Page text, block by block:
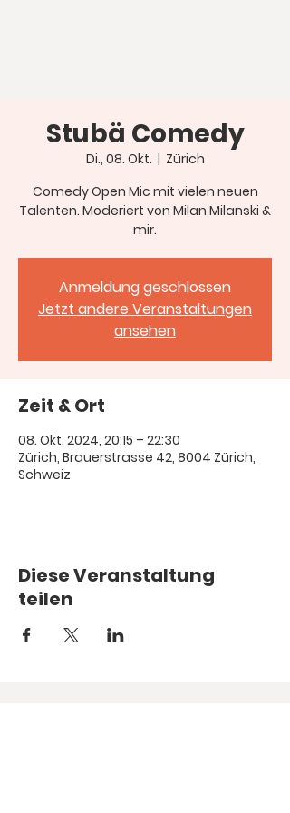
Stubä Comedy
Di., 08. Okt.
  |
Zürich
Comedy Open Mic mit vielen neuen
Talenten. Moderiert von Milan Milanski &
mir.
Anmeldung geschlossen
Jetzt andere Veranstaltungen
ansehen
Zeit & Ort
08. Okt. 2024, 20:15 – 22:30
Zürich, Brauerstrasse 42, 8004 Zürich,
Schweiz
Diese Veranstaltung
teilen